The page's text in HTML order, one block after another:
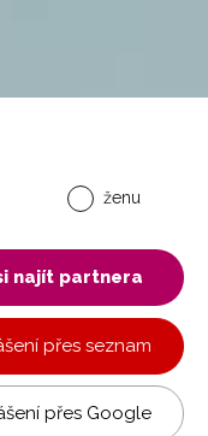
ženu
najít partnera
přes seznam
přes Google